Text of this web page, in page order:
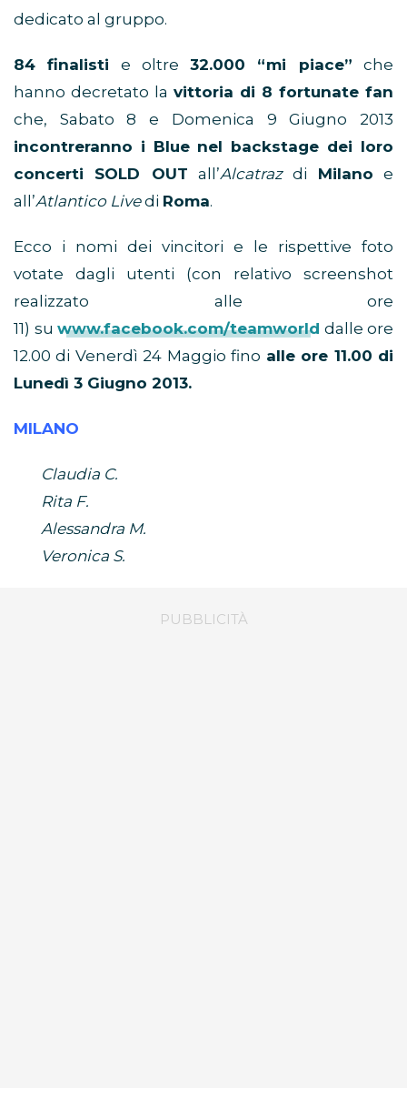
dedicato al gruppo.
84 finalisti e oltre32.000 “mi piace” che
hanno decretato la vittoria di 8 fortunate fan
che, Sabato 8 e Domenica 9 Giugno 2013
incontreranno i Blue nel backstage dei loro
concerti SOLD OUT all’Alcatrazdi Milano e
all’Atlantico Livedi Roma.
Ecco i nomi dei vincitori e le rispettive foto
votate dagli utenti (con relativo screenshot
realizzato alle ore
11) su www.facebook.com/teamworld dalle ore
12.00 di Venerdì 24 Maggio fino alle ore 11.00 di
Lunedì 3 Giugno 2013.
MILANO
Claudia C.
Rita F.
Alessandra M.
Veronica S.